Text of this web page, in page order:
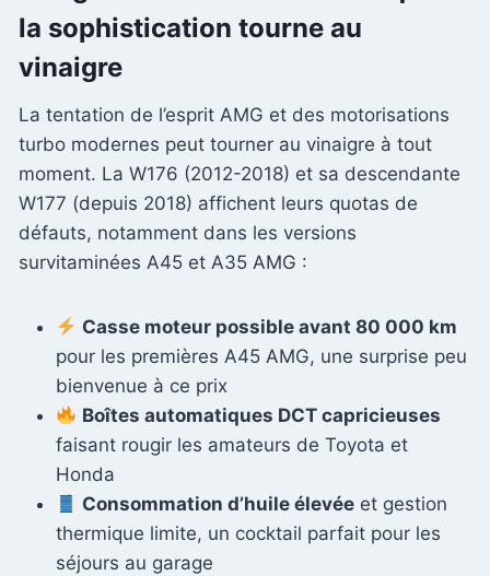
la sophistication tourne au
vinaigre
La tentation de l’esprit AMG et des motorisations
turbo modernes peut tourner au vinaigre à tout
moment. La W176 (2012-2018) et sa descendante
W177 (depuis 2018) affichent leurs quotas de
défauts, notamment dans les versions
survitaminées A45 et A35 AMG :
Casse moteur possible avant 80 000 km
pour les premières A45 AMG, une surprise peu
bienvenue à ce prix
Boîtes automatiques DCT capricieuses
faisant rougir les amateurs de Toyota et
Honda
Consommation d’huile élevée et gestion
thermique limite, un cocktail parfait pour les
séjours au garage